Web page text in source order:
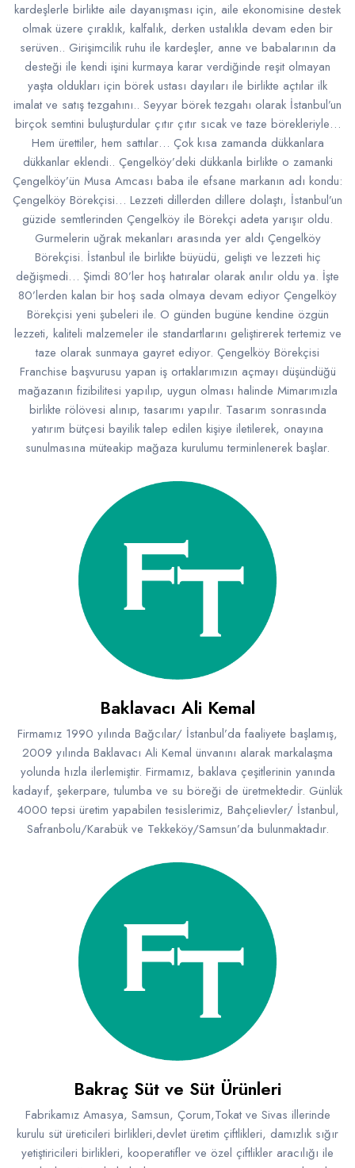
kardeşlerle birlikte aile dayanışması için, aile ekonomisine destek
olmak üzere çıraklık, kalfalık, derken ustalıkla devam eden bir
serüven.. Girişimcilik ruhu ile kardeşler, anne ve babalarının da
desteği ile kendi işini kurmaya karar verdiğinde reşit olmayan
yaşta oldukları için börek ustası dayıları ile birlikte açtılar ilk
imalat ve satış tezgahını.. Seyyar börek tezgahı olarak İstanbul’un
birçok semtini buluşturdular çıtır çıtır sıcak ve taze börekleriyle…
Hem ürettiler, hem sattılar… Çok kısa zamanda dükkanlara
dükkanlar eklendi.. Çengelköy’deki dükkanla birlikte o zamanki
Çengelköy’ün Musa Amcası baba ile efsane markanın adı kondu:
Çengelköy Börekçisi… Lezzeti dillerden dillere dolaştı, İstanbul’un
güzide semtlerinden Çengelköy ile Börekçi adeta yarışır oldu.
Gurmelerin uğrak mekanları arasında yer aldı Çengelköy
Börekçisi. İstanbul ile birlikte büyüdü, gelişti ve lezzeti hiç
değişmedi… Şimdi 80’ler hoş hatıralar olarak anılır oldu ya. İşte
80’lerden kalan bir hoş sada olmaya devam ediyor Çengelköy
Börekçisi yeni şubeleri ile. O günden bugüne kendine özgün
lezzeti, kaliteli malzemeler ile standartlarını geliştirerek tertemiz ve
taze olarak sunmaya gayret ediyor. Çengelköy Börekçisi
Franchise başvurusu yapan iş ortaklarımızın açmayı düşündüğü
mağazanın fizibilitesi yapılıp, uygun olması halinde Mimarımızla
birlikte rölövesi alınıp, tasarımı yapılır. Tasarım sonrasında
yatırım bütçesi bayilik talep edilen kişiye iletilerek, onayına
sunulmasına müteakip mağaza kurulumu terminlenerek başlar.
Baklavacı Ali Kemal
Firmamız 1990 yılında Bağcılar/ İstanbul’da faaliyete başlamış,
2009 yılında Baklavacı Ali Kemal ünvanını alarak markalaşma
yolunda hızla ilerlemiştir. Firmamız, baklava çeşitlerinin yanında
kadayıf, şekerpare, tulumba ve su böreği de üretmektedir. Günlük
4000 tepsi üretim yapabilen tesislerimiz, Bahçelievler/ İstanbul,
Safranbolu/Karabük ve Tekkeköy/Samsun’da bulunmaktadır.
Bakraç Süt ve Süt Ürünleri
Fabrikamız Amasya, Samsun, Çorum,Tokat ve Sivas illerinde
kurulu süt üreticileri birlikleri,devlet üretim çiftlikleri, damızlık sığır
yetiştiricileri birlikleri, kooperatifler ve özel çiftlikler aracılığı ile